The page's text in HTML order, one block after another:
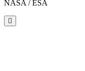
NASA / ESA